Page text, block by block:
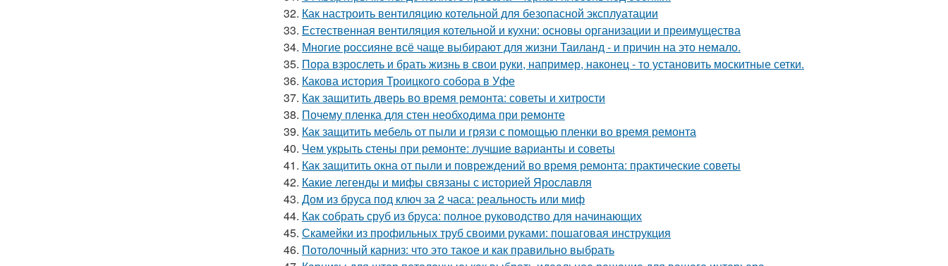
32. Как настроить вентиляцию котельной для безопасной эксплуатации
33. Естественная вентиляция котельной и кухни: основы организации и преимущества
34. Многие россияне всё чаще выбирают для жизни Таиланд - и причин на это немало.
35. Пора взрослеть и брать жизнь в свои руки, например, наконец - то установить москитные сетки.
36. Какова история Троицкого собора в Уфе
37. Как защитить дверь во время ремонта: советы и хитрости
38. Почему пленка для стен необходима при ремонте
39. Как защитить мебель от пыли и грязи с помощью пленки во время ремонта
40. Чем укрыть стены при ремонте: лучшие варианты и советы
41. Как защитить окна от пыли и повреждений во время ремонта: практические советы
42. Какие легенды и мифы связаны с историей Ярославля
43. Дом из бруса под ключ за 2 часа: реальность или миф
44. Как собрать сруб из бруса: полное руководство для начинающих
45. Скамейки из профильных труб своими руками: пошаговая инструкция
46. Потолочный карниз: что это такое и как правильно выбрать